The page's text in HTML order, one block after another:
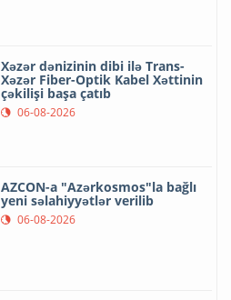
Xəzər dənizinin dibi ilə Trans-
Xəzər Fiber-Optik Kabel Xəttinin
çəkilişi başa çatıb
06-08-2026
AZCON-a "Azərkosmos"la bağlı
yeni səlahiyyətlər verilib
06-08-2026